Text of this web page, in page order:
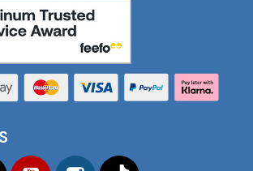
Twitter YouTubeInstagram